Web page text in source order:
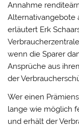
Annahme
Alternativangebote
erläutert Erk
wenn die Sparer
Ansprüche aus
der
Wer einen
lange wie möglich
und erhält der